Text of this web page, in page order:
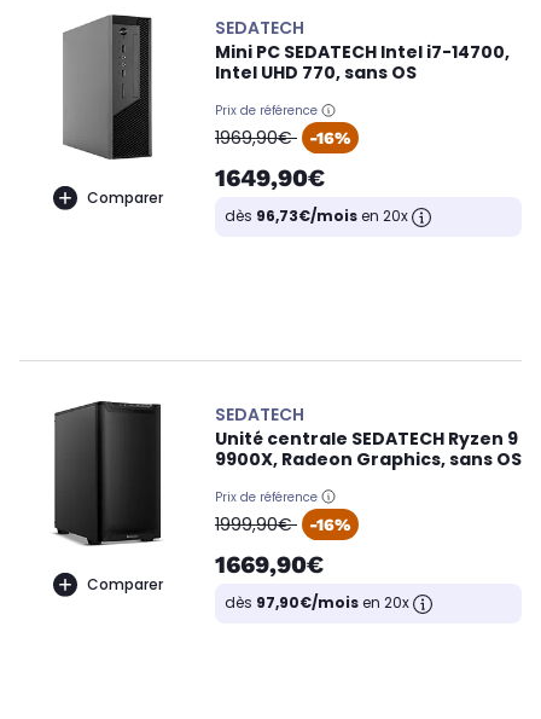
Comparer
SEDATECH
Mini PC SEDATECH Intel i7-14700,
Intel UHD 770, sans OS
Prix de référence
oldPrice
1969,90€ -16%
1649,90€
dès 96,73€/moisen 20x
Comparer
SEDATECH
Unité centrale SEDATECH Ryzen 9
9900X, Radeon Graphics, sans OS
Prix de référence
oldPrice
1999,90€ -16%
1669,90€
dès 97,90€/moisen 20x